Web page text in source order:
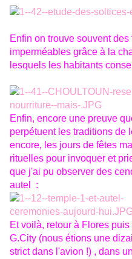
Enfin on trouve souvent
imperméables grâce à la
lesquels les habitants
Enfin, encore une preuve
perpétuent les traditions de
encore, les jours de fêtes
rituelles pour invoquer et
que j'ai pu observer des
autel :
Et voilà, retour à Flores
G.City (nous étions une
strict dans l'avion !) , dans